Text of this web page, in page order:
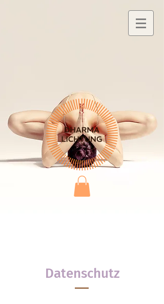
Datenschutz